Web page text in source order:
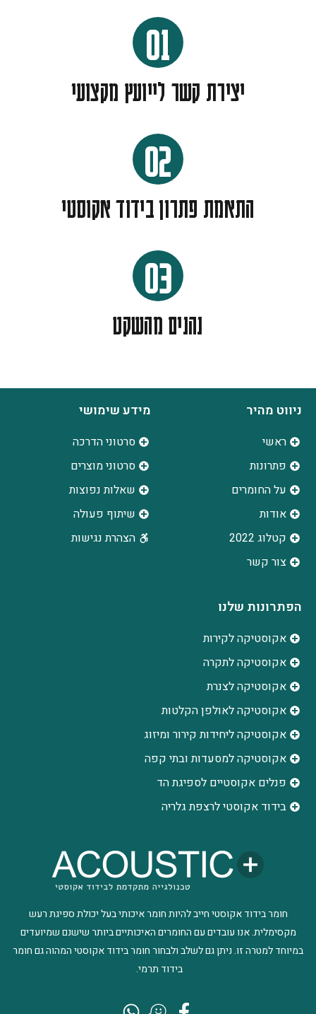
01
יצירת קשר לייועץ מקצועי
02
התאמת פתרון בידוד אקוסטי
03
נהנים מהשקט
חומר בידוד אקוסטי חייב להיות חומר איכותי בעל יכולת ספיגת רעש
מקסימלית. אנו עובדים עם החומרים האיכותיים ביותר שישנם שמיועדים
במיוחד למטרה זו. ניתן גם לשלב ולבחור חומר בידוד אקוסטי המהוה גם חומר
בידוד תרמי.
ניווט מהיר
ראשי
פתרונות
על החומרים
אודות
קטלוג 2022
צור קשר
מידע שימושי
סרטוני הדרכה
סרטוני מוצרים
שאלות נפוצות
שיתוף פעולה
הצהרת נגישות
הפתרונות שלנו
אקוסטיקה לקירות
אקוסטיקה לתקרה
אקוסטיקה לצנרת
אקוסטיקה לאולפן הקלטות
‫אקוסטיקה ליחידות קירור ומיזוג
אקוסטיקה למסעדות ובתי קפה
פנלים אקוסטיים לספיגת הד
בידוד אקוסטי לרצפת גלריה